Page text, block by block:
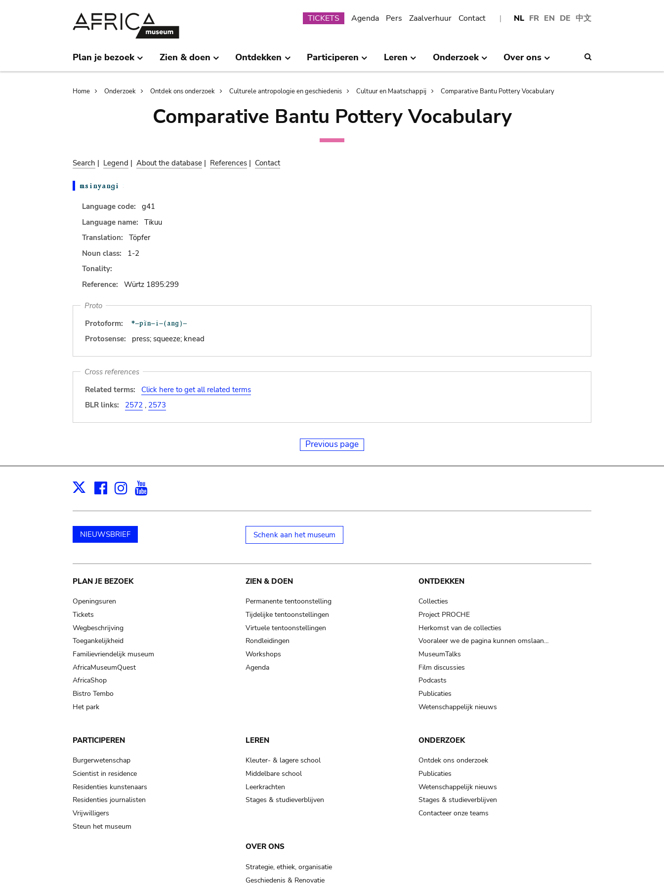
NL FR EN DE 中文
Submenu
TICKETS Agenda Pers Zaalverhuur Contact
Plan je bezoek Zien & doen Ontdekken Participeren Leren Onderzoek Over ons
Breadcrumb
Home Onderzoek Ontdek ons onderzoek Culturele antropologie en geschiedenis Cultuur en Maatschappij Comparative Bantu Pottery Vocabulary
Comparative Bantu Pottery Vocabulary
Search | Legend | About the database | References | Contact
Language code:
g41
Language name:
Tikuu
Translation:
Töpfer
Noun class:
1-2
Tonality:
Reference:
Würtz 1895:299
Proto
Protoform:
Protosense:
press; squeeze; knead
Cross references
Related terms:
Click here to get all related terms
BLR links:
2572 , 2573
Previous page
X Facebook
Instagram
NIEUWSBRIEF Schenk aan het museum
Main
navigation
PLAN JE BEZOEK
Openingsuren
Tickets
Wegbeschrijving
Toegankelijkheid
Familievriendelijk museum
AfricaMuseumQuest
AfricaShop
Bistro Tembo
Het park
ZIEN & DOEN
Permanente tentoonstelling
Tijdelijke tentoonstellingen
Virtuele tentoonstellingen
Rondleidingen
Workshops
Agenda
ONTDEKKEN
Collecties
Project PROCHE
Herkomst van de collecties
Vooraleer we de pagina kunnen omslaan…
MuseumTalks
Film discussies
Podcasts
Publicaties
Wetenschappelijk nieuws
PARTICIPEREN
Burgerwetenschap
Scientist in residence
Residenties kunstenaars
Residenties journalisten
Vrijwilligers
Steun het museum
LEREN
Kleuter- & lagere school
Middelbare school
Leerkrachten
Stages & studieverblijven
ONDERZOEK
Ontdek ons onderzoek
Publicaties
Wetenschappelijk nieuws
Stages & studieverblijven
Contacteer onze teams
OVER ONS
Strategie, ethiek, organisatie
Geschiedenis & Renovatie